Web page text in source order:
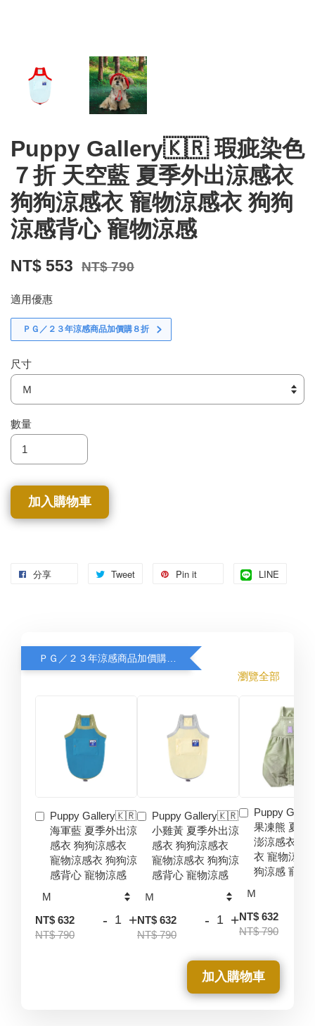
Puppy Gallery🇰🇷 瑕疵染色
７折 天空藍 夏季外出涼感衣
狗狗涼感衣 寵物涼感衣 狗狗
涼感背心 寵物涼感
NT$ 553 NT$ 790
適用優惠
ＰＧ／２３年涼感商品加價購８折
尺寸
數量
加入購物車
分享 Tweet Pin it LINE
瀏覽全部
Puppy Gallery🇰🇷
海軍藍 夏季外出涼
感衣 狗狗涼感衣
寵物涼感衣 狗狗涼
感背心 寵物涼感
NT$ 632
NT$ 790
- +
Puppy Gallery🇰🇷
小雞黃 夏季外出涼
感衣 狗狗涼感衣
寵物涼感衣 狗狗涼
感背心 寵物涼感
NT$ 632
NT$ 790
- +
Puppy
果凍熊 夏季
澎涼感衣 狗
衣 寵物涼感
狗涼感 寵物
NT$ 632
NT$ 790
加入購物車